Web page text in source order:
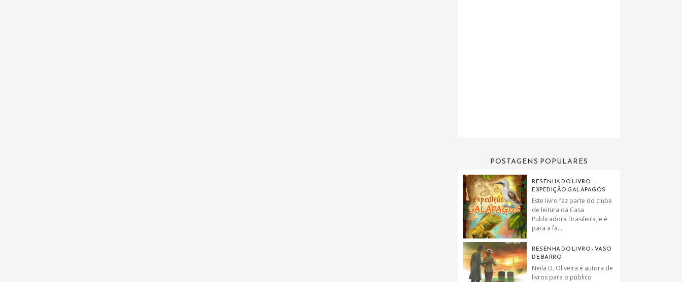
POSTAGENS POPULARES
RESENHA DO LIVRO -
EXPEDIÇÃO GALÁPAGOS
Este livro faz parte do clube
de leitura da Casa
Publicadora Brasileira, e é
para a fa...
RESENHA DO LIVRO - VASO
DE BARRO
Neila D. Oliveira é autora de
livros para o público